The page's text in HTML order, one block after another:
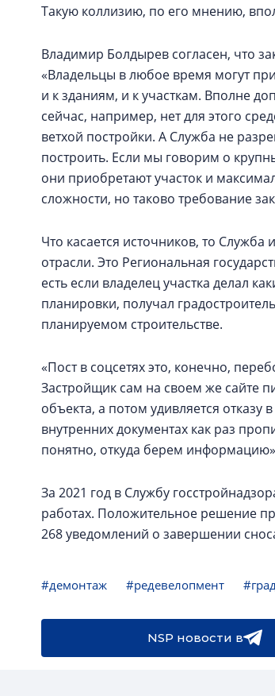
Такую коллизию, по его мнению,
Владимир Болдырев согласен, что
«Владельцы в любое время могут
и к зданиям, и к участкам. Вполне
сейчас, например, нет для этого
ветхой постройки. А Служба не
построить. Если мы говорим о
они приобретают участок и
сложности, но таково требование
Что касается источников, то
отрасли. Это Региональная
есть если владелец участка делал
планировки, получал
планируемом строительстве.
«Пост в соцсетях это, конечно,
Застройщик сам на своем же сайте
объекта, а потом удивляется
внутренних документах как раз
понятно, откуда берем
За 2021 год в Службу
работах. Положительное решение
268 уведомлений о завершении
#демонтаж #редевелопмент
NSP новости в